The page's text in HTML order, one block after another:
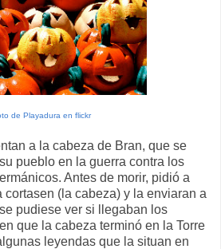
de Playadura en flickr
a la cabeza de Bran, que se
pueblo en la guerra contra los
Antes de morir, pidió a
(la cabeza) y la enviaran a
pudiese ver si llegaban los
que la cabeza terminó en la Torre
leyendas que la situan en